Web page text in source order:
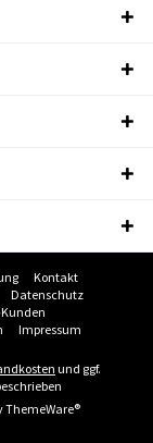
Kontakt
Datenschutz
Impressum
und ggf.
ThemeWare®